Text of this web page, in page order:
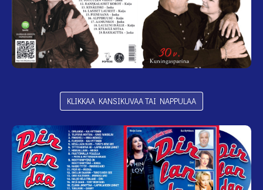
KLIKKAA KANSIKUVAA TAI NAPPULAA